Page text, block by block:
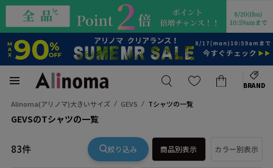
BRAND
Alinoma(アリノマ)大きいサイズ GEVS Tシャツの一覧
GEVSのTシャツの一覧
83件 絞り込み 商品別表示 カラー別表示